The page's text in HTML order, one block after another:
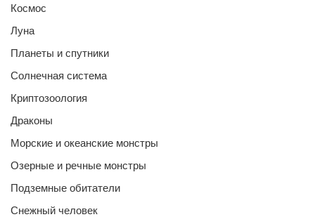
Космос
Луна
Планеты и спутники
Солнечная система
Криптозоология
Драконы
Морские и океанские монстры
Озерные и речные монстры
Подземные обитатели
Снежный человек